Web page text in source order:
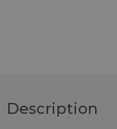
Description